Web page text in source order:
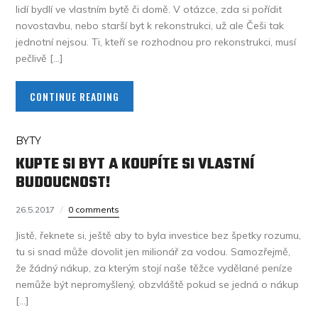
lidí bydlí ve vlastním bytě či domě. V otázce, zda si pořídit
novostavbu, nebo starší byt k rekonstrukci, už ale Češi tak
jednotní nejsou. Ti, kteří se rozhodnou pro rekonstrukci, musí
pečlivě […]
CONTINUE READING
BYTY
KUPTE SI BYT A KOUPÍTE SI VLASTNÍ
BUDOUCNOST!
26.5.2017 0 comments
Jistě, řeknete si, ještě aby to byla investice bez špetky rozumu,
tu si snad může dovolit jen milionář za vodou. Samozřejmě,
že žádný nákup, za kterým stojí naše těžce vydělané peníze
nemůže být nepromyšlený, obzvláště pokud se jedná o nákup
[…]